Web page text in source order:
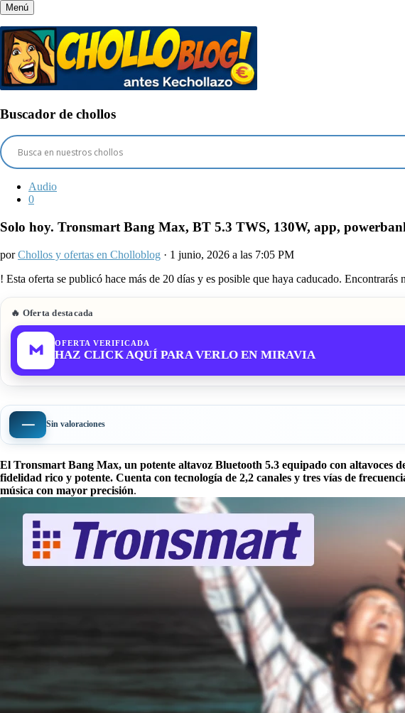
Menú
Buscador de chollos
Audio
0
Solo hoy. Tronsmart Bang Max, BT 5.3 TWS, 130W, app,
porChollos y ofertas en Cholloblog · 1 junio, 2026 a las 7:05 PM
! Esta oferta se publicó hace más de 20 días y es posible que haya caducado. Encontrarás
🔥 Oferta destacada
OFERTA VERIFICADA
HAZ CLICK AQUÍ PARA VERLO EN MIRAVIA
— Sin valoraciones
El Tronsmart Bang Max, un potente altavoz Bluetooth 5.3 equipado con altavoces
fidelidad rico y potente. Cuenta con tecnología de 2,2 canales y tres vías de
música con mayor precisión.